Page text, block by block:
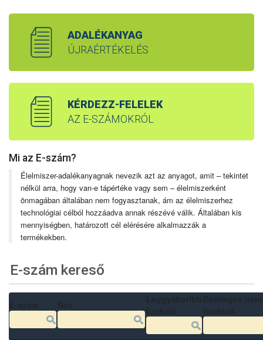
ADALÉKANYAG
ÚJRAÉRTÉKELÉS
KÉRDEZZ-FELELEK
AZ E-SZÁMOKRÓL
Mi az E-szám?
Élelmiszer-adalékanyagnak nevezik azt az anyagot, amit – tekintet
nélkül arra, hogy van-e tápértéke vagy sem – élelmiszerként
önmagában általában nem fogyasztanak, ám az élelmiszerhez
technológiai célból hozzáadva annak részévé válik. Általában kis
mennyiségben, határozott cél elérésére alkalmazzák a
termékekben.
E-szám kereső